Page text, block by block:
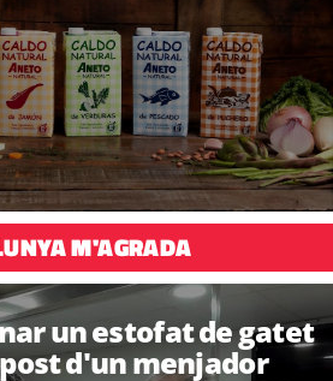
M'AGRADA
un estofat de gatet
d'un menjador